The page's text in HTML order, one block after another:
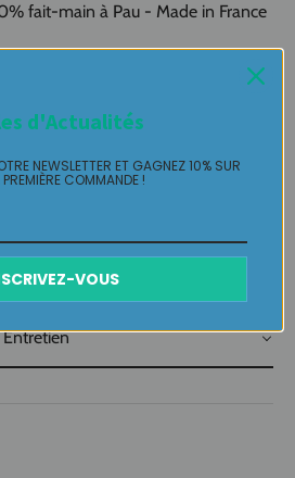
fait-main à Pau - Made in France
: du jamais vu,
Gratuits
Entretien
d'Actualités
NEWSLETTER ET GAGNEZ 10% SUR
COMMANDE !
VOUS